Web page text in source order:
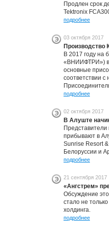
Продлен срок
Tektronix
подробнее
03 октября 2017
Производство
В 2017 году на
«ВНИИФТРИ»)
основные
соответствии
подробнее
02 октября 2017
В Алуште
Представители
прибывают в
Sunrise Resort
Белоруссии и
подробнее
21 сентября 2017
«Ангстрем»
Обсуждение
стало не
холдинга.
подробнее